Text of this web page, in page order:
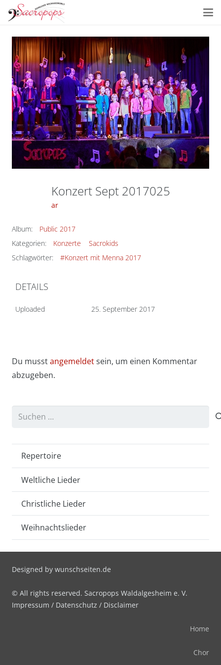
Konzert Sept 2017025
ar
Album:
Public 2017
Kategorien:
Konzerte
Sacrokids
Schlagwörter:
#Konzert mit Menna 2017
DETAILS
Uploaded 25. September 2017
Du musstangemeldetsein, um einen Kommentar
abzugeben.
Suchen
Repertoire
Weltliche Lieder
Christliche Lieder
Weihnachtslieder
Designed by wunschseiten.de
© All rights reserved. Sacropops Waldalgesheim e. V.
Impressum / Datenschutz / Disclaimer
Home
Chor